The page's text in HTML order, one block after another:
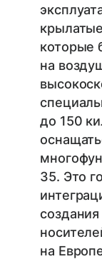
которые
на
до 150
35. Это
на